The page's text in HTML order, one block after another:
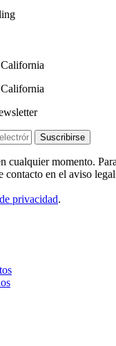
cualquier momento.
contacto en el aviso
privacidad.